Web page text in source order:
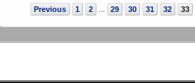
Previous 1 2 29 30 31 32 33